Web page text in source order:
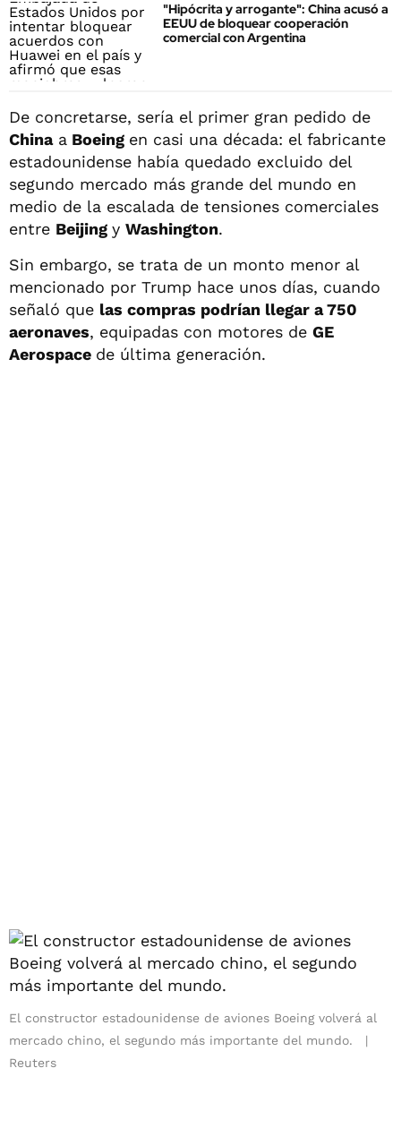
"Hipócrita y arrogante": China acusó a
EEUU de bloquear cooperación
comercial con Argentina
De concretarse, sería el primer gran pedido de
Chinaa Boeing en casi una década: el fabricante
estadounidense había quedado excluido del
segundo mercado más grande del mundo en
medio de la escalada de tensiones comerciales
entre Beijing y Washington.
Sin embargo, se trata de un monto menor al
mencionado por Trump hace unos días, cuando
señaló que las compras podrían llegar a 750
aeronaves, equipadas con motores de GE
Aerospace de última generación.
El constructor estadounidense de aviones Boeing volverá al
mercado chino, el segundo más importante del mundo.
Reuters